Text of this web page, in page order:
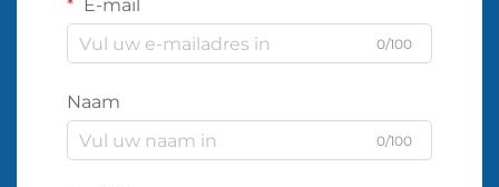
E-mail
0/100
Naam
0/100